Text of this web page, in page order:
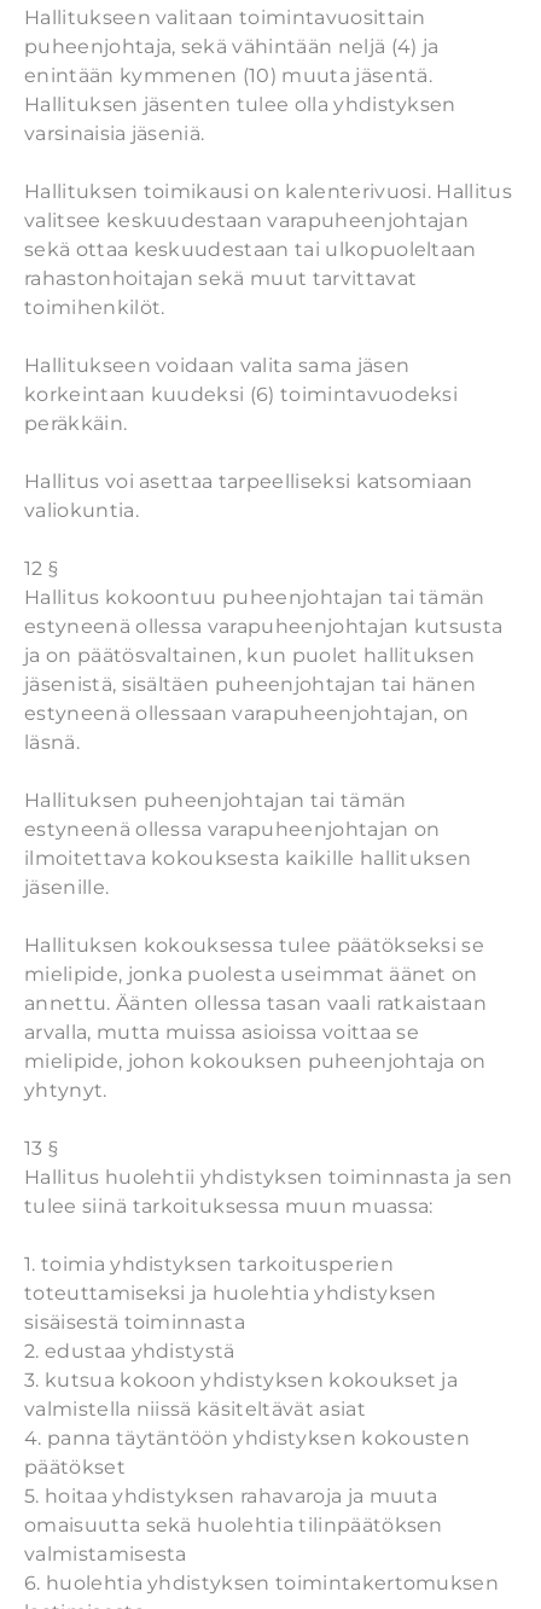
Hallitukseen valitaan toimintavuosittain
puheenjohtaja, sekä vähintään neljä (4) ja
enintään kymmenen (10) muuta jäsentä.
Hallituksen jäsenten tulee olla yhdistyksen
varsinaisia jäseniä.
Hallituksen toimikausi on kalenterivuosi. Hallitus
valitsee keskuudestaan varapuheenjohtajan
sekä ottaa keskuudestaan tai ulkopuoleltaan
rahastonhoitajan sekä muut tarvittavat
toimihenkilöt.
Hallitukseen voidaan valita sama jäsen
korkeintaan kuudeksi (6) toimintavuodeksi
peräkkäin.
Hallitus voi asettaa tarpeelliseksi katsomiaan
valiokuntia.
12 §
Hallitus kokoontuu puheenjohtajan tai tämän
estyneenä ollessa varapuheenjohtajan kutsusta
ja on päätösvaltainen, kun puolet hallituksen
jäsenistä, sisältäen puheenjohtajan tai hänen
estyneenä ollessaan varapuheenjohtajan, on
läsnä.
Hallituksen puheenjohtajan tai tämän
estyneenä ollessa varapuheenjohtajan on
ilmoitettava kokouksesta kaikille hallituksen
jäsenille.
Hallituksen kokouksessa tulee päätökseksi se
mielipide, jonka puolesta useimmat äänet on
annettu. Äänten ollessa tasan vaali ratkaistaan
arvalla, mutta muissa asioissa voittaa se
mielipide, johon kokouksen puheenjohtaja on
yhtynyt.
13 §
Hallitus huolehtii yhdistyksen toiminnasta ja sen
tulee siinä tarkoituksessa muun muassa:
1. toimia yhdistyksen tarkoitusperien
toteuttamiseksi ja huolehtia yhdistyksen
sisäisestä toiminnasta
2. edustaa yhdistystä
3. kutsua kokoon yhdistyksen kokoukset ja
valmistella niissä käsiteltävät asiat
4. panna täytäntöön yhdistyksen kokousten
päätökset
5. hoitaa yhdistyksen rahavaroja ja muuta
omaisuutta sekä huolehtia tilinpäätöksen
valmistamisesta
6. huolehtia yhdistyksen toimintakertomuksen